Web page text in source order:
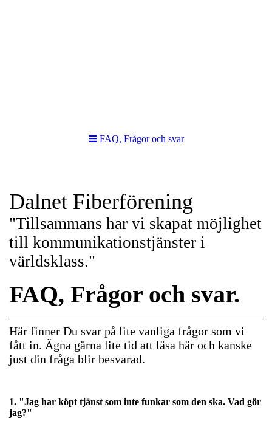
FAQ, Frågor och svar
Dalnet Fiberförening
"Tillsammans har vi skapat möjlighet
till kommunikationstjänster i
världsklass."
FAQ, Frågor och svar.
Här finner Du svar på lite vanliga frågor som vi
fått in. Ägna gärna lite tid att läsa här och kanske
just din fråga blir besvarad.
1. "Jag har köpt tjänst som inte funkar som den ska. Vad gör
jag?"